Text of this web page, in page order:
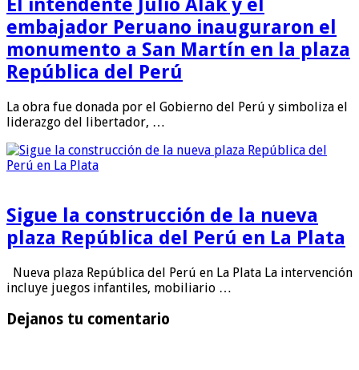
El intendente Julio Alak y el
embajador Peruano inauguraron el
monumento a San Martín en la plaza
República del Perú
La obra fue donada por el Gobierno del Perú y simboliza el
liderazgo del libertador, …
Sigue la construcción de la nueva
plaza República del Perú en La Plata
Nueva plaza República del Perú en La Plata La intervención
incluye juegos infantiles, mobiliario …
Dejanos tu comentario